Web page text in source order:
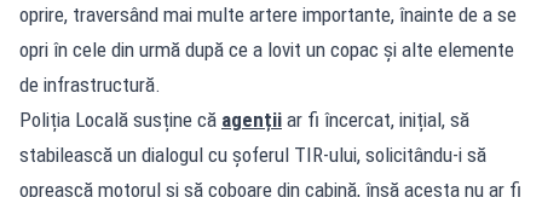
oprire, traversând mai multe artere importante, înainte de a se
opri în cele din urmă după ce a lovit un copac și alte elemente
de infrastructură.
Poliția Locală susține că agenții ar fi încercat, inițial, să
stabilească un dialogul cu șoferul TIR-ului, solicitându-i să
oprească motorul și să coboare din cabină, însă acesta nu ar fi